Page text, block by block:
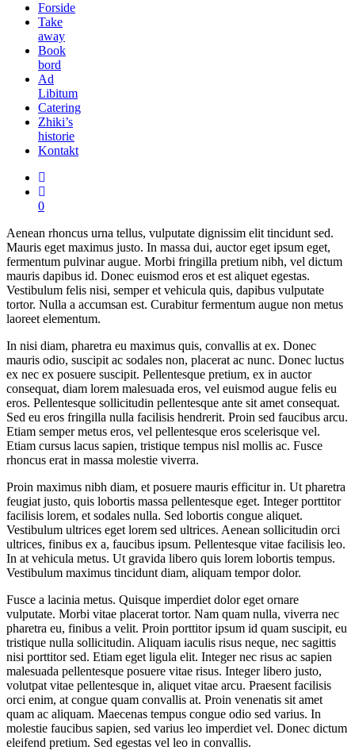
Forside
Take
away
Book
bord
Ad
Libitum
Catering
Zhiki’s
historie
Kontakt
0
Aenean rhoncus urna tellus, vulputate dignissim elit tincidunt sed.
Mauris eget maximus justo. In massa dui, auctor eget ipsum eget,
fermentum pulvinar augue. Morbi fringilla pretium nibh, vel dictum
mauris dapibus id. Donec euismod eros et est aliquet egestas.
Vestibulum felis nisi, semper et vehicula quis, dapibus vulputate
tortor. Nulla a accumsan est. Curabitur fermentum augue non metus
laoreet elementum.
In nisi diam, pharetra eu maximus quis, convallis at ex. Donec
mauris odio, suscipit ac sodales non, placerat ac nunc. Donec luctus
ex nec ex posuere suscipit. Pellentesque pretium, ex in auctor
consequat, diam lorem malesuada eros, vel euismod augue felis eu
eros. Pellentesque sollicitudin pellentesque ante sit amet consequat.
Sed eu eros fringilla nulla facilisis hendrerit. Proin sed faucibus arcu.
Etiam semper metus eros, vel pellentesque eros scelerisque vel.
Etiam cursus lacus sapien, tristique tempus nisl mollis ac. Fusce
rhoncus erat in massa molestie viverra.
Proin maximus nibh diam, et posuere mauris efficitur in. Ut pharetra
feugiat justo, quis lobortis massa pellentesque eget. Integer porttitor
facilisis lorem, et sodales nulla. Sed lobortis congue aliquet.
Vestibulum ultrices eget lorem sed ultrices. Aenean sollicitudin orci
ultrices, finibus ex a, faucibus ipsum. Pellentesque vitae facilisis leo.
In at vehicula metus. Ut gravida libero quis lorem lobortis tempus.
Vestibulum maximus tincidunt diam, aliquam tempor dolor.
Fusce a lacinia metus. Quisque imperdiet dolor eget ornare
vulputate. Morbi vitae placerat tortor. Nam quam nulla, viverra nec
pharetra eu, finibus a velit. Proin porttitor ipsum id quam suscipit, eu
tristique nulla sollicitudin. Aliquam iaculis risus neque, nec sagittis
nisi porttitor sed. Etiam eget ligula elit. Integer nec risus ac sapien
malesuada pellentesque posuere vitae risus. Integer libero justo,
volutpat vitae pellentesque in, aliquet vitae arcu. Praesent facilisis
orci enim, at congue quam convallis at. Proin venenatis sit amet
quam ac aliquam. Maecenas tempus congue odio sed varius. In
molestie faucibus sapien, sed varius leo imperdiet vel. Donec dictum
eleifend pretium. Sed egestas vel leo in convallis.